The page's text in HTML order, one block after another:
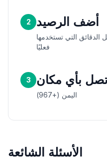
2 أضف الرصيد
الدقائق التي تستخدمها
فعليًا
3 بأي مكان
اليمن (+967)
الأسئلة الشائعة